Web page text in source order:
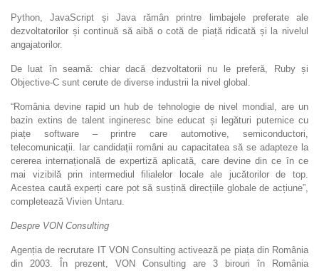
Python, JavaScript și Java rămân printre limbajele preferate ale
dezvoltatorilor și continuă să aibă o cotă de piață ridicată și la nivelul
angajatorilor.
De luat în seamă: chiar dacă dezvoltatorii nu le preferă, Ruby și
Objective-C sunt cerute de diverse industrii la nivel global.
“România devine rapid un hub de tehnologie de nivel mondial, are un
bazin extins de talent ingineresc bine educat și legături puternice cu
piațe software – printre care automotive, semiconductori,
telecomunicații. Iar candidații români au capacitatea să se adapteze la
cererea internațională de expertiză aplicată, care devine din ce în ce
mai vizibilă prin intermediul filialelor locale ale jucătorilor de top.
Acestea caută experți care pot să susțină direcțiile globale de acțiune”,
completează Vivien Untaru.
Despre VON Consulting
Agenția de recrutare IT VON Consulting activează pe piața din România
din 2003. În prezent, VON Consulting are 3 birouri în România